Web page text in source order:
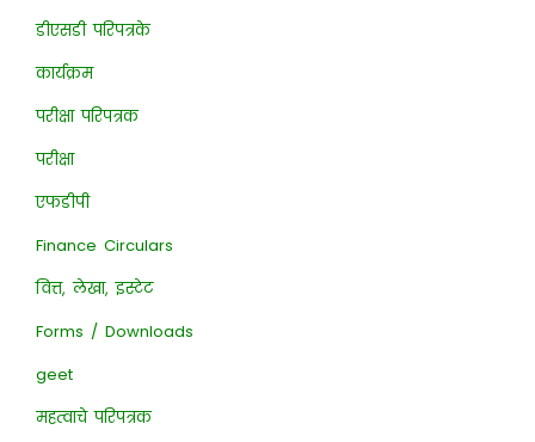
डीएसडी परिपत्रके
कार्यक्रम
परीक्षा परिपत्रक
परीक्षा
एफडीपी
Finance Circulars
वित्त, लेखा, इस्टेट
Forms / Downloads
geet
महत्वाचे परिपत्रक